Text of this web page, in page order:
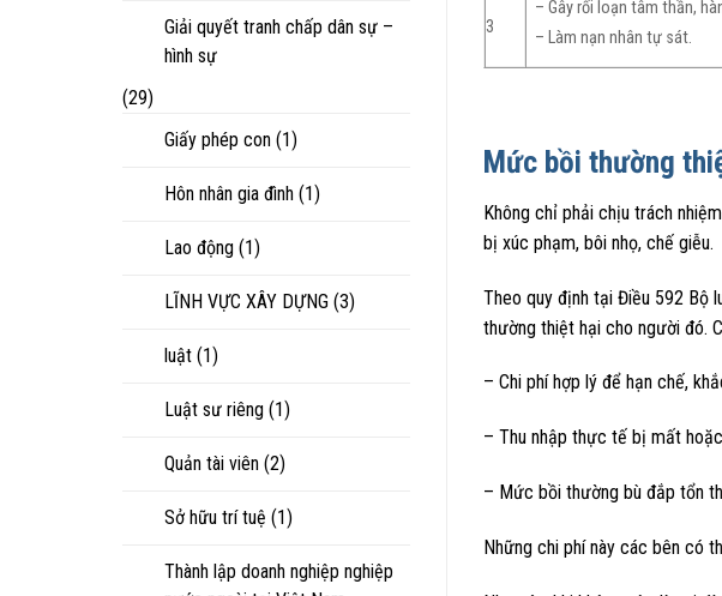
Giải quyết tranh chấp dân sự –
hình sự
(29)
Giấy phép con (1)
Hôn nhân gia đình (1)
Lao động (1)
LĨNH VỰC XÂY DỰNG (3)
luật (1)
Luật sư riêng (1)
Quản tài viên (2)
Sở hữu trí tuệ (1)
Thành lập doanh nghiệp nghiệp
3
– Gây rối loạn tâm thần,
– Làm nạn nhân tự sát.
Mức bồi thường
Không chỉ phải chịu trách
bị xúc phạm, bôi nhọ, chế giễu.
Theo quy định tại Điều 592 Bộ
thường thiệt hại cho người đó.
– Chi phí hợp lý để hạn chế,
– Thu nhập thực tế bị mất
– Mức bồi thường bù đắp tổn
Những chi phí này các bên có